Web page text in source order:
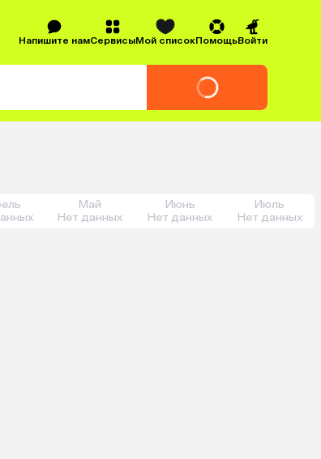
Напишите намСервисыМой списокПомощьВойти
Май
Нет данных
Июнь
Нет данных
Июль
Нет данных